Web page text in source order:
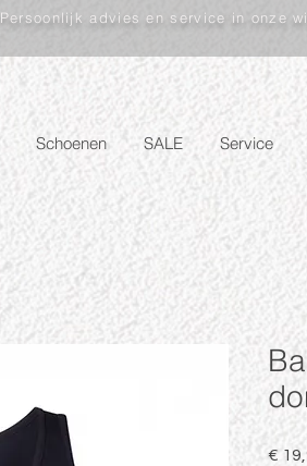
Persoonlijk advies en service in onze
Schoenen SALE Service
€